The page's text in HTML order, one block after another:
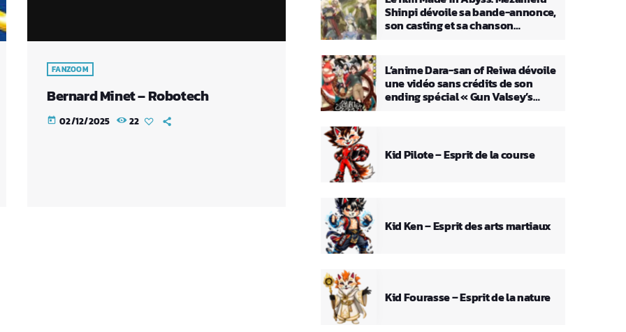
FANZOOM
Bernard Minet – Robotech
today 02/12/2025 22
Shinpi dévoile sa bande-annonce,
son casting et sa chanson
L’anime Dara-san of Reiwa dévoile
une vidéo sans crédits de son
ending spécial « Gun Valsey’s
Kid Pilote – Esprit de la course
Kid Ken – Esprit des arts martiaux
Kid Fourasse – Esprit de la nature